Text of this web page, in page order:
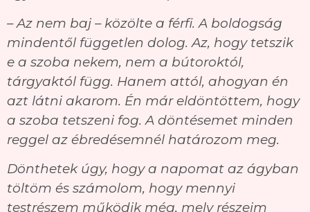
– Az nem baj – közölte a férfi. A boldogság
mindentől független dolog. Az, hogy tetszik
e a szoba nekem, nem a bútoroktól,
tárgyaktól függ. Hanem attól, ahogyan én
azt látni akarom. Én már eldöntöttem, hogy
a szoba tetszeni fog. A döntésemet minden
reggel az ébredésemnél határozom meg.
Dönthetek úgy, hogy a napomat az ágyban
töltöm és számolom, hogy mennyi
testrészem működik még, mely részeim